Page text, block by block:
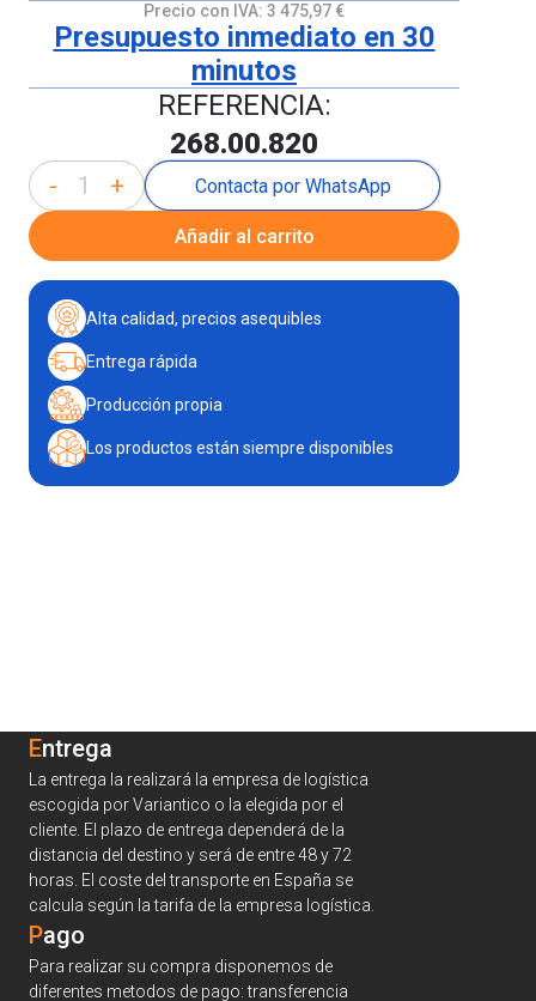
Precio con IVA: 3 475,97 €
Presupuesto inmediato en 30
minutos
REFERENCIA:
268.00.820
- + Contacta por WhatsApp
Añadir al carrito
Alta calidad, precios asequibles
Entrega rápida
Producción propia
Los productos están siempre disponibles
Entrega
La entrega la realizará la empresa de logística
escogida por Variantico o la elegida por el
cliente. El plazo de entrega dependerá de la
distancia del destino y será de entre 48 y 72
horas. El coste del transporte en España se
calcula según la tarifa de la empresa logística.
Pago
Para realizar su compra disponemos de
diferentes metodos de pago: transferencia